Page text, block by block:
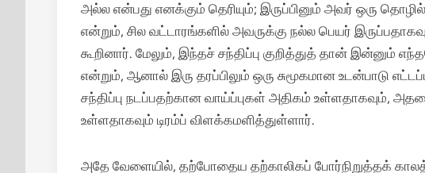
அல்ல என்பது எனக்கும் தெரியும்; இருப்பினும் அவர் ஒரு
என்றும், சில வட்டாரங்களில் அவருக்கு நல்ல பெயர்
கூறினார். மேலும், இந்தச் சந்திப்பு குறித்துத் தான் இன்னும்
என்றும், ஆனால் இரு தரப்பிலும் ஒரு சுமூகமான உடன்பாடு
சந்திப்பு நடப்பதற்கான வாய்ப்புகள் அதிகம் உள்ளதாகவும்,
உள்ளதாகவும் டிரம்ப் விளக்கமளித்துள்ளார்.
அதே வேளையில், தற்போதைய தற்காலிகப் போர்நிறுத்தக்